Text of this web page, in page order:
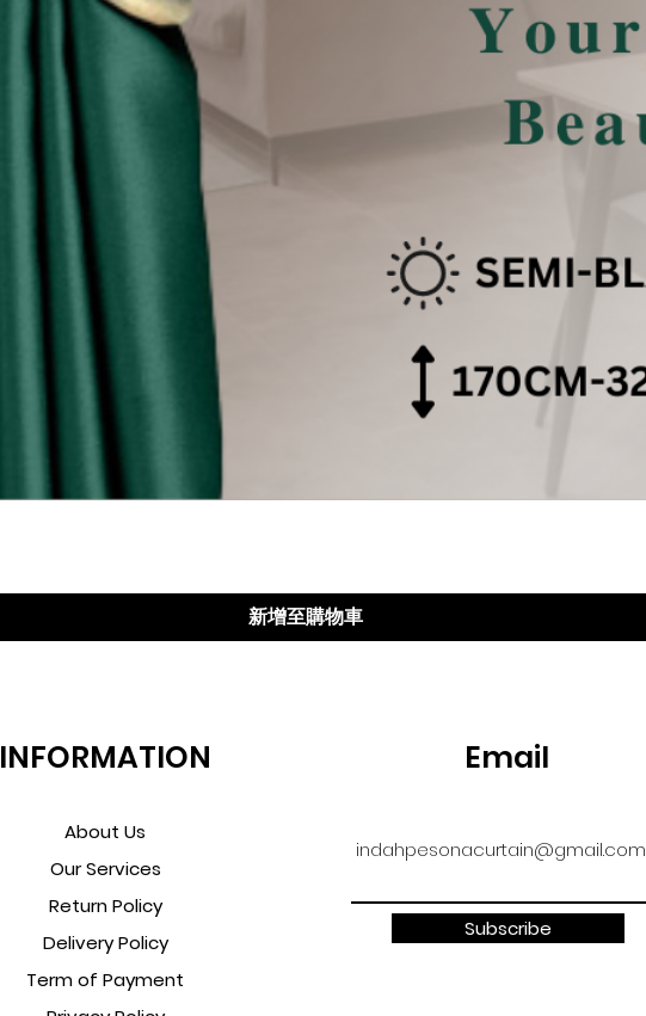
新增至購物車
INFORMATION
About Us
Our Services
Return Policy
Delivery Policy
Term of Payment
Email
indahpesonacurtain@gmail.com
Subscribe